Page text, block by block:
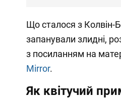
Що сталося з Колвін-
запанували злидні,
з посиланням на
Mirror.
Як квітучий